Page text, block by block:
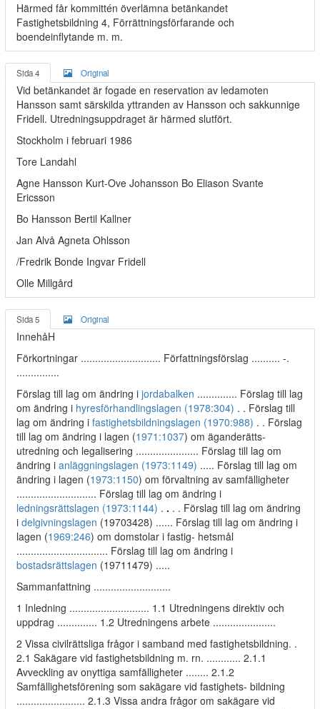
Härmed får kommittén överlämna betänkandet
Fastighetsbildning 4, Förrättningsförfarande och
boendeinflytande m. m.
Sida 4 Original
Vid betänkandet är fogade en reservation av ledamoten
Hansson samt särskilda yttranden av Hansson och sakkunnige
Fridell. Utredningsuppdraget är härmed slutfört.
Stockholm i februari 1986
Tore Landahl
Agne Hansson Kurt-Ove Johansson Bo Eliason Svante
Ericsson
Bo Hansson Bertil Kallner
Jan Alvå Agneta Ohlsson
/Fredrik Bonde Ingvar Fridell
Olle Millgård
Sida 5 Original
InnehåH
Förkortningar ............................ Författningsförslag .......... -.
...............
Förslag till lag om ändring i jordabalken .............. Förslag till lag
om ändring i hyresförhandlingslagen (1978:304) . . Förslag till
lag om ändring i fastighetsbildningslagen (1970:988) . . Förslag
till lag om ändring i lagen (1971:1037) om äganderätts-
utredning och legalisering ...................... Förslag till lag om
ändring i anläggningslagen (1973:1149) ..... Förslag till lag om
ändring i lagen (1973:1150) om förvaltning av samfälligheter
............................ Förslag till lag om ändring i
ledningsrättslagen (1973:1144) . . . . Förslag till lag om ändring
i delgivningslagen (19703428) ...... Förslag till lag om ändring i
lagen (1969:246) om domstolar i fastig- hetsmål
................................ Förslag till lag om ändring i
bostadsrättslagen (19711479) .....
Sammanfattning ...........................
1 Inledning ............................ 1.1 Utredningens direktiv och
uppdrag .............. 1.2 Utredningens arbete ......................
2 Vissa civilrättsliga frågor i samband med fastighetsbildning. .
2.1 Sakägare vid fastighetsbildning m. rn. ............ 2.1.1
Avveckling av onyttiga samfälligheter ........ 2.1.2
Samfällighetsförening som sakägare vid fastighets- bildning
........................ 2.1.3 Vissa andra frågor om sakägare vid